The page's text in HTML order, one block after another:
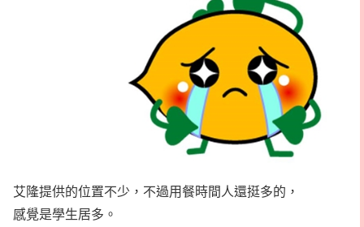
艾隆提供的位置不少，不過用餐時間人還挺多的，
感覺是學生居多。